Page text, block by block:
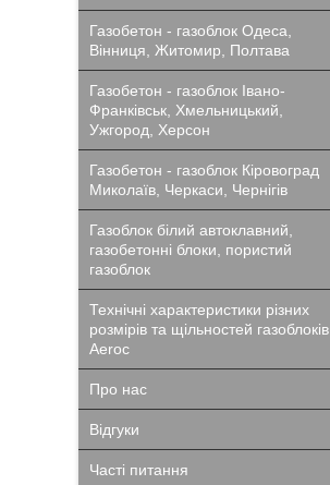
Газобетон - газоблок Одеса,
Вінниця, Житомир, Полтава
Газобетон - газоблок Івано-
Франківськ, Хмельницький,
Ужгород, Херсон
Газобетон - газоблок Кіровоград
Миколаїв, Черкаси, Чернігів
Газоблок білий автоклавний,
газобетонні блоки, пористий
газоблок
Технічні характеристики різних
розмірів та щільностей газоблоків
Aeroc
Про нас
Відгуки
Часті питання